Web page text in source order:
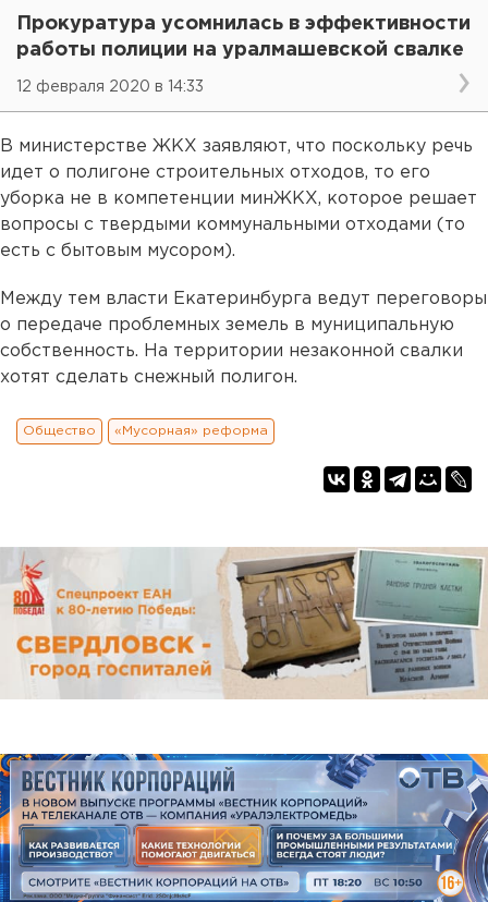
Прокуратура усомнилась в эффективности
работы полиции на уралмашевской свалке
12 февраля 2020 в 14:33
В министерстве ЖКХ заявляют, что поскольку речь
идет о полигоне строительных отходов, то его
уборка не в компетенции минЖКХ, которое решает
вопросы с твердыми коммунальными отходами (то
есть с бытовым мусором).
Между тем власти Екатеринбурга ведут переговоры
о передаче проблемных земель в муниципальную
собственность. На территории незаконной свалки
хотят сделать снежный полигон.
Общество «Мусорная» реформа